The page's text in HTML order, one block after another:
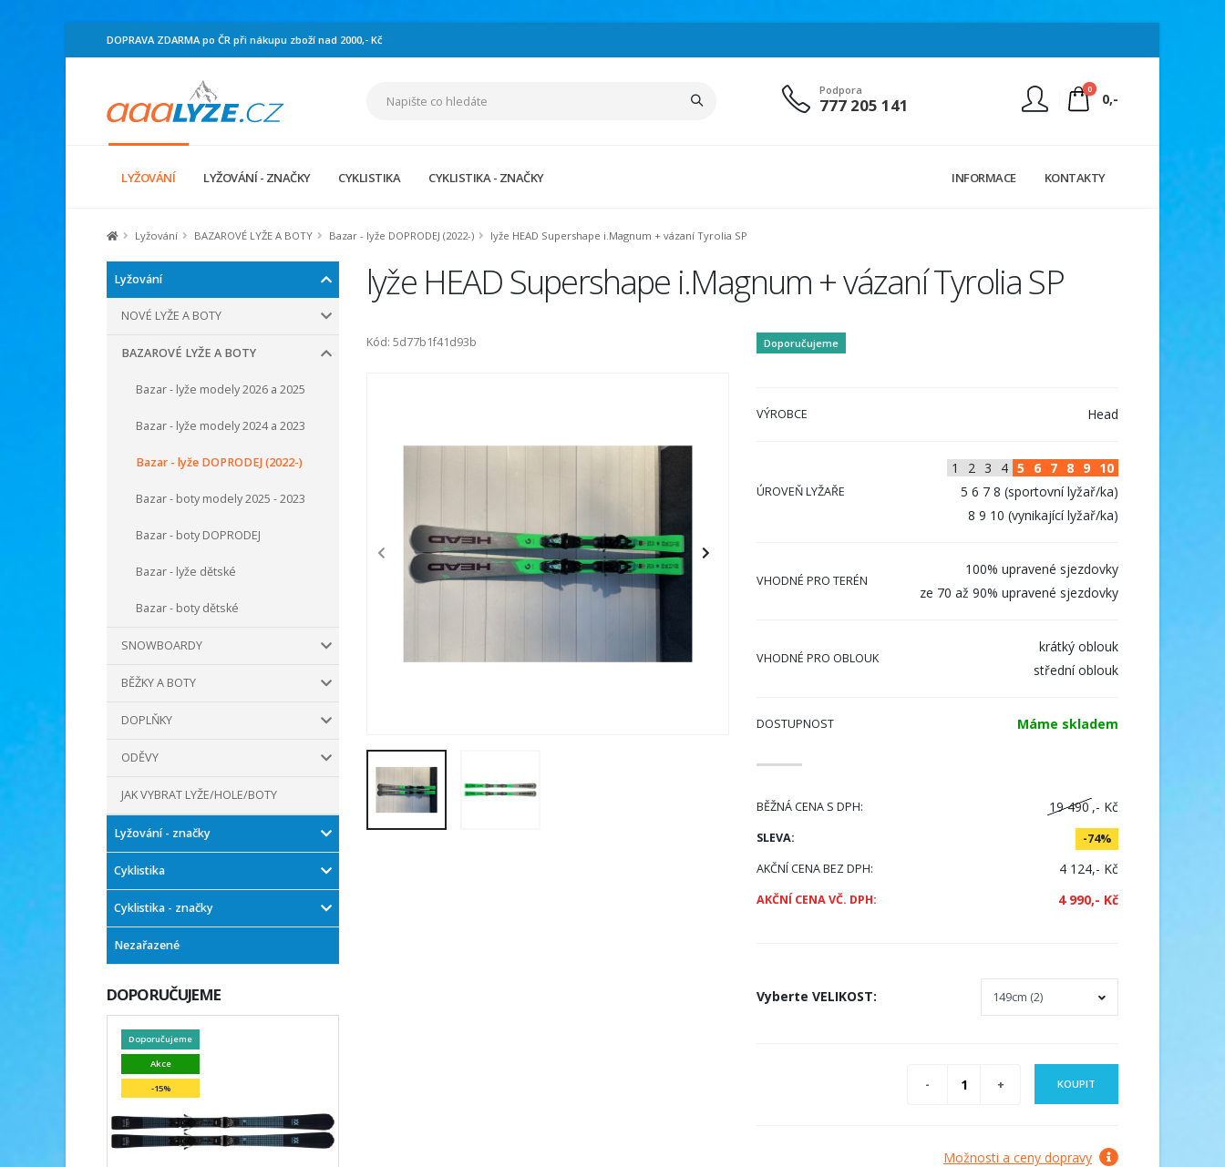
DOPRAVA ZDARMA po ČR při nákupu zboží nad 2000,- Kč
Podpora
777 205 141
0
0,-
LYŽOVÁNÍ LYŽOVÁNÍ - ZNAČKY CYKLISTIKA CYKLISTIKA - ZNAČKY INFORMACE KONTAKTY
Lyžování BAZAROVÉ LYŽE A BOTY Bazar - lyže DOPRODEJ (2022-) lyže HEAD Supershape i.Magnum + vázaní Tyrolia SP
Lyžování
NOVÉ LYŽE A BOTY
BAZAROVÉ LYŽE A BOTY
Bazar - lyže modely 2026 a 2025
Bazar - lyže modely 2024 a 2023
Bazar - lyže DOPRODEJ (2022-)
Bazar - boty modely 2025 - 2023
Bazar - boty DOPRODEJ
Bazar - lyže dětské
Bazar - boty dětské
SNOWBOARDY
BĚŽKY A BOTY
DOPLŇKY
ODĚVY
JAK VYBRAT LYŽE/HOLE/BOTY
Lyžování - značky
Cyklistika
Cyklistika - značky
Nezařazené
DOPORUČUJEME
Doporučujeme
Akce
-15%
lyže HEAD Supershape i.Magnum + vázaní Tyrolia SP
Kód: 5d77b1f41d93b Doporučujeme
VÝROBCE Head
ÚROVEŇ LYŽAŘE
1 2 3 4 5 6 7 8 9
10
5 6 7 8 (sportovní lyžař/ka)
8 9 10 (vynikající lyžař/ka)
VHODNÉ PRO TERÉN
100% upravené sjezdovky
ze 70 až 90% upravené sjezdovky
VHODNÉ PRO OBLOUK
krátký oblouk
střední oblouk
DOSTUPNOST Máme skladem
BĚŽNÁ CENA S DPH: 19 490 ,- Kč
SLEVA:
-74%
AKČNÍ CENA BEZ DPH:
4 124,- Kč
AKČNÍ CENA VČ. DPH: 4 990,- Kč
Vyberte VELIKOST:
KOUPIT
Možnosti a ceny dopravy